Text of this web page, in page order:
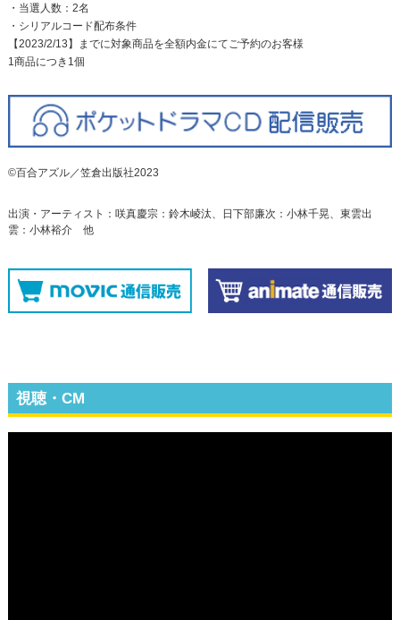
・当選人数：2名
・シリアルコード配布条件
【2023/2/13】までに対象商品を全額内金にてご予約のお客様
1商品につき1個
©百合アズル／笠倉出版社2023
出演・アーティスト：咲真慶宗：鈴木崚汰、日下部廉次：小林千晃、東雲出
雲：小林裕介 他
視聴・CM